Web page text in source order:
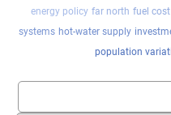
energy policy far north fuel cost
systems hot-water supply
population